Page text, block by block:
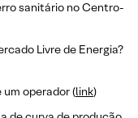
sanitário no Centro-
Livre de Energia?
um operador (link)